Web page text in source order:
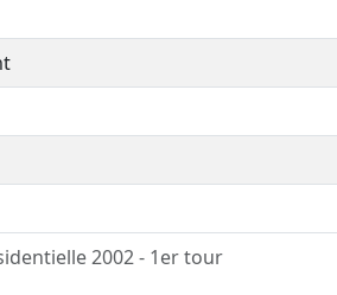
2002 - 1er tour